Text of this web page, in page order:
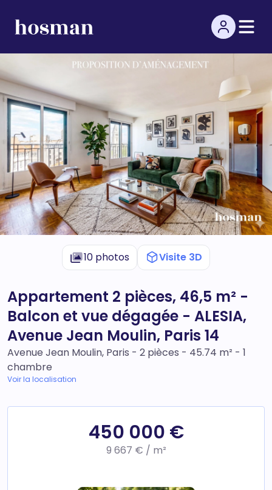
10 photos Visite 3D
Appartement 2 pièces, 46,5 m² -
Balcon et vue dégagée - ALESIA,
Avenue Jean Moulin, Paris 14
Avenue Jean Moulin, Paris - 2 pièces - 45.74 m² - 1
chambre
Voir la localisation
450 000 €
9 667 € / m²